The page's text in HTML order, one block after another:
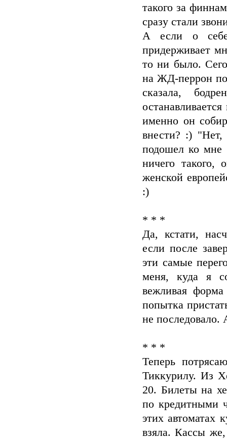
такого за
сразу стали
А если о
придерживает
то ни было.
на ЖД-перрон по
сказала,
именно он
внести? :)
подошел ко мне
ничего такого,
женской
:)
* * *
Да, кстати,
если после
эти самые
меня, куда я
вежливая
попытка
не последовало.
* * *
Теперь
Тиккурилу. Из
20. Билеты на
по кредитными
этих автоматах
взяла. Кассы